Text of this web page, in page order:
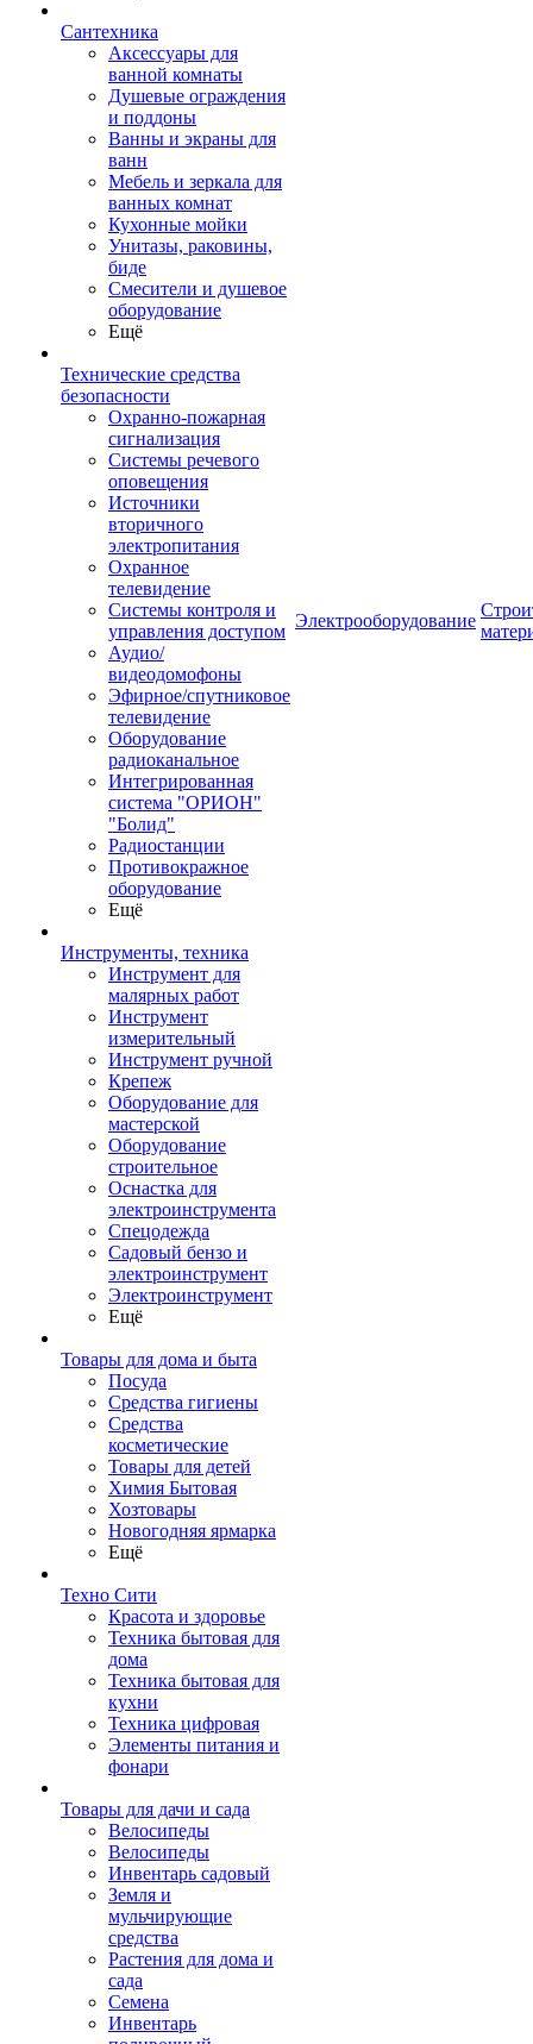
Сантехника
Аксессуары для
ванной комнаты
Душевые ограждения
и поддоны
Ванны и экраны для
ванн
Мебель и зеркала для
ванных комнат
Кухонные мойки
Унитазы, раковины,
биде
Смесители и душевое
оборудование
Ещё
Технические средства
безопасности
Охранно-пожарная
сигнализация
Системы речевого
оповещения
Источники
вторичного
электропитания
Охранное
телевидение
Системы контроля и
управления доступом
Аудио/
видеодомофоны
Эфирное/спутниковое
телевидение
Оборудование
радиоканальное
Интегрированная
система "ОРИОН"
"Болид"
Радиостанции
Противокражное
оборудование
Ещё
Инструменты, техника
Инструмент для
малярных работ
Инструмент
измерительный
Инструмент ручной
Крепеж
Оборудование для
мастерской
Оборудование
строительное
Оснастка для
электроинструмента
Спецодежда
Садовый бензо и
электроинструмент
Электроинструмент
Ещё
Товары для дома и быта
Посуда
Средства гигиены
Средства
косметические
Товары для детей
Химия Бытовая
Хозтовары
Новогодняя ярмарка
Ещё
Техно Сити
Красота и здоровье
Техника бытовая для
дома
Техника бытовая для
кухни
Техника цифровая
Элементы питания и
фонари
Товары для дачи и сада
Велосипеды
Велосипеды
Инвентарь садовый
Земля и
мульчирующие
средства
Растения для дома и
сада
Семена
Инвентарь
Электрооборудование